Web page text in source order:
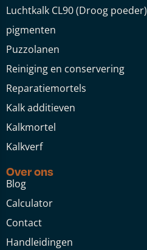
Luchtkalk CL90 (Droog poeder)
pigmenten
Puzzolanen
Reiniging en conservering
Reparatiemortels
Kalk additieven
Kalkmortel
Kalkverf
Over ons
Blog
Calculator
Contact
Handleidingen